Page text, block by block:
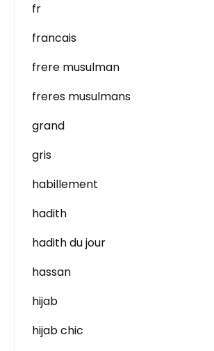
fr
francais
frere musulman
freres musulmans
grand
gris
habillement
hadith
hadith du jour
hassan
hijab
hijab chic